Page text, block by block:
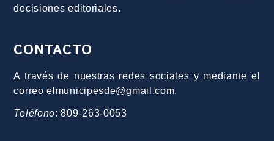
decisiones editoriales.
CONTACTO
A través de nuestras redes sociales y mediante el
correo elmunicipesde@gmail.com.
Teléfono: 809-263-0053